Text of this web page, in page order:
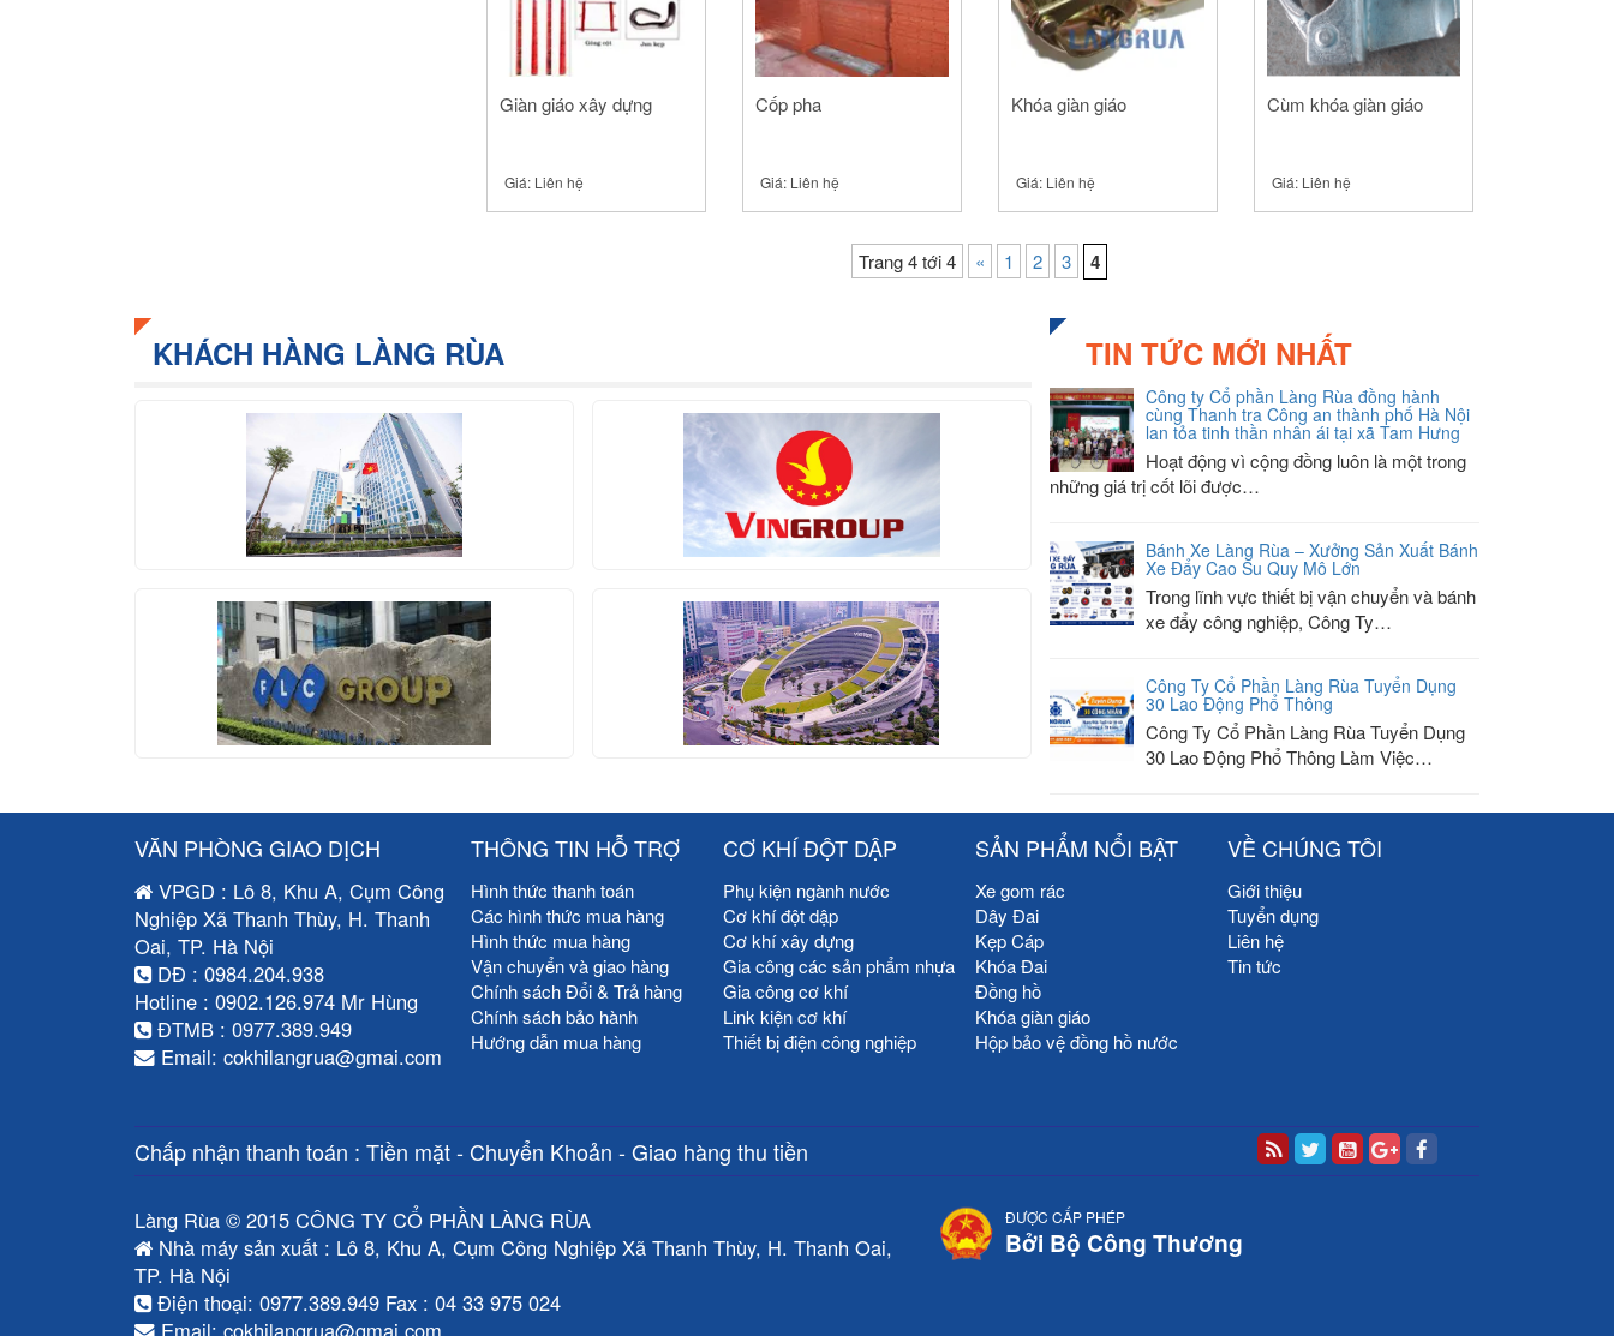
Giàn giáo xây dựng
Giá: Liên hệ
Cốp pha
Giá: Liên hệ
Khóa giàn giáo
Giá: Liên hệ
Cùm khóa giàn giáo
Giá: Liên hệ
Trang 4 tới 4 « 1 2 3 4
KHÁCH HÀNG LÀNG RÙA TIN TỨC MỚI NHẤT
Công ty Cổ phần Làng Rùa đồng hành
cùng Thanh tra Công an thành phố Hà Nội
lan tỏa tinh thần nhân ái tại xã Tam Hưng
Hoạt động vì cộng đồng luôn là một trong
những giá trị cốt lõi được…
Bánh Xe Làng Rùa – Xưởng Sản Xuất Bánh
Xe Đẩy Cao Su Quy Mô Lớn
Trong lĩnh vực thiết bị vận chuyển và bánh
xe đẩy công nghiệp, Công Ty…
Công Ty Cổ Phần Làng Rùa Tuyển Dụng
30 Lao Động Phổ Thông
Công Ty Cổ Phần Làng Rùa Tuyển Dụng
30 Lao Động Phổ Thông Làm Việc…
VĂN PHÒNG GIAO DỊCH
VPGD : Lô 8, Khu A, Cụm Công
Nghiệp Xã Thanh Thùy, H. Thanh
Oai, TP. Hà Nội
DĐ : 0984.204.938
Hotline : 0902.126.974 Mr Hùng
ĐTMB : 0977.389.949
Email: cokhilangrua@gmai.com
THÔNG TIN HỖ TRỢ
Hình thức thanh toán
Các hình thức mua hàng
Hình thức mua hàng
Vận chuyển và giao hàng
Chính sách Đổi & Trả hàng
Chính sách bảo hành
Hướng dẫn mua hàng
CƠ KHÍ ĐỘT DẬP
Phụ kiện ngành nước
Cơ khí đột dập
Cơ khí xây dựng
Gia công các sản phẩm nhựa
Gia công cơ khí
Link kiện cơ khí
Thiết bị điện công nghiệp
SẢN PHẨM NỔI BẬT
Xe gom rác
Dây Đai
Kẹp Cáp
Khóa Đai
Đồng hồ
Khóa giàn giáo
Hộp bảo vệ đồng hồ nước
VỀ CHÚNG TÔI
Giới thiệu
Tuyển dụng
Liên hệ
Tin tức
Chấp nhận thanh toán : Tiền mặt - Chuyển Khoản - Giao hàng thu tiền
Làng Rùa © 2015 CÔNG TY CỔ PHẦN LÀNG RÙA
Nhà máy sản xuất : Lô 8, Khu A, Cụm Công Nghiệp Xã Thanh Thùy, H. Thanh Oai,
TP. Hà Nội
Điện thoại: 0977.389.949 Fax : 04 33 975 024
ĐƯỢC CẤP PHÉP
Bởi Bộ Công Thương